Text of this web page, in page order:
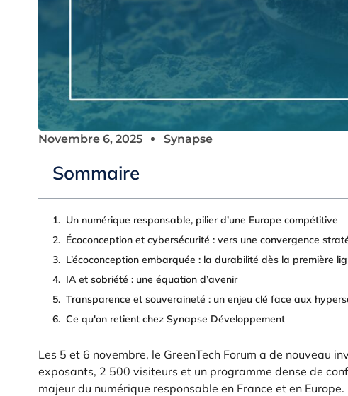
Novembre 6, 2025 Synapse
Sommaire
Un numérique responsable, pilier d’une Europe compétitive
Écoconception et cybersécurité : vers une convergence
L’écoconception embarquée : la durabilité dès la première
IA et sobriété : une équation d’avenir
Transparence et souveraineté : un enjeu clé face aux
Ce qu'on retient chez Synapse Développement
Les 5 et 6 novembre, le GreenTech Forum a de nouveau
exposants, 2 500 visiteurs et un programme dense de
majeur du numérique responsable en France et en